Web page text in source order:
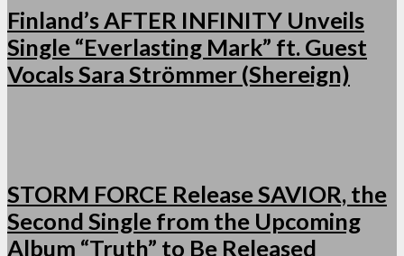
Finland’s AFTER INFINITY Unveils
Single “Everlasting Mark” ft. Guest
Vocals Sara Strömmer (Shereign)
STORM FORCE Release SAVIOR, the
Second Single from the Upcoming
Album “Truth” to Be Released